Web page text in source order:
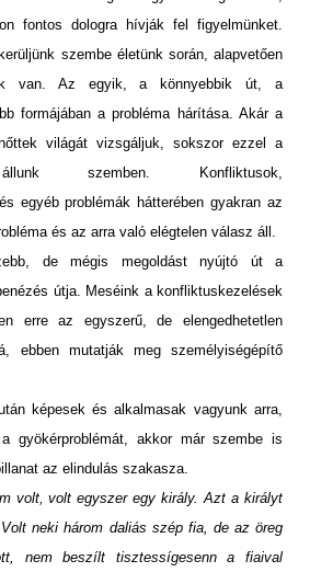
fontos dologra hívják fel figyelmünket.
szembe életünk során, alapvetően
van. Az egyik, a könnyebbik út, a
formájában a probléma hárítása. Akár a
világát vizsgáljuk, sokszor ezzel a
szemben. Konfliktusok,
egyéb problémák hátterében gyakran az
és az arra való elégtelen válasz áll.
de mégis megoldást nyújtó út a
útja. Meséink a konfliktuskezelések
erre az egyszerű, de elengedhetetlen
ebben mutatják meg személyiségépítő
képesek és alkalmasak vagyunk arra,
gyökérproblémát, akkor már szembe is
az elindulás szakasza.
volt, volt egyszer egy király. Azt a királyt
neki három daliás szép fia, de az öreg
nem beszílt tisztessígesenn a fiaival